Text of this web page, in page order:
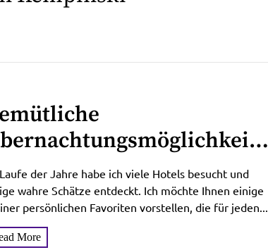
jeden Geschmack
der Jahre habe ich viele Hotels besucht und
wahre Schätze entdeckt. Ich möchte Ihnen einige
persönlichen Favoriten vorstellen, die für jeden...
More